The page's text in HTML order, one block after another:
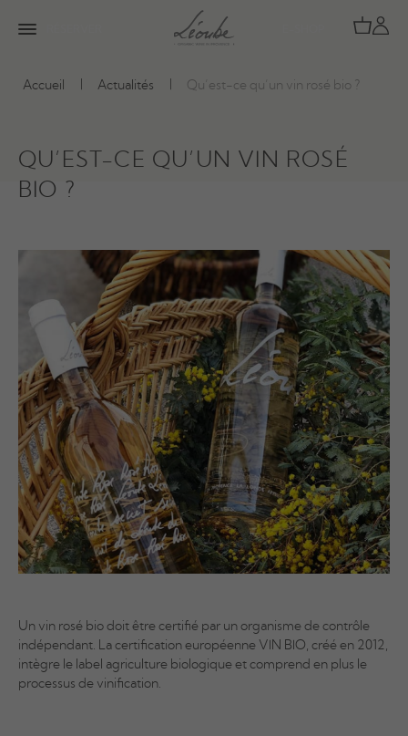
Accueil Actualités Qu’est-ce qu’un vin rosé bio ?
QU’EST-CE QU’UN VIN ROSÉ
BIO ?
Un vin rosé bio doit être certifié par un organisme de contrôle
indépendant. La certification européenne VIN BIO, créé en 2012,
intègre le label agriculture biologique et comprend en plus le
processus de vinification.